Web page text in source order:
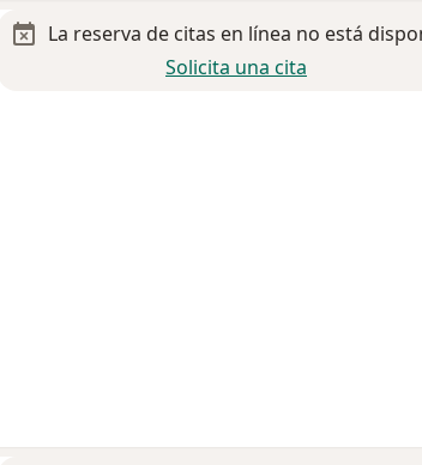
La reserva de citas en línea no está
Solicita una cita